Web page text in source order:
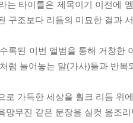
는 타이틀은 제목이기 이전에
구조보다 리듬의 미묘한 결과
록된 이번 앨범을 통해 거창한
럼 늘어놓는 말(가사)들과 반복
로 가득한 세상을 훵크 리듬 위
망무진 같은 문장을 실컷 읊조